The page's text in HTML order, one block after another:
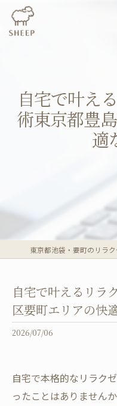
自宅で叶え
術東京都豊
適
東京都池
自宅で叶えるリラ
区要町エリアの快
2026/07/06
自宅で本格的なリラク
ったことはありません